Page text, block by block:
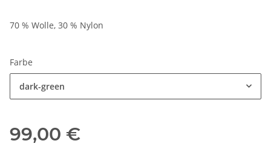
70 % Wolle, 30 % Nylon
Farbe
dark-green
99,00 €